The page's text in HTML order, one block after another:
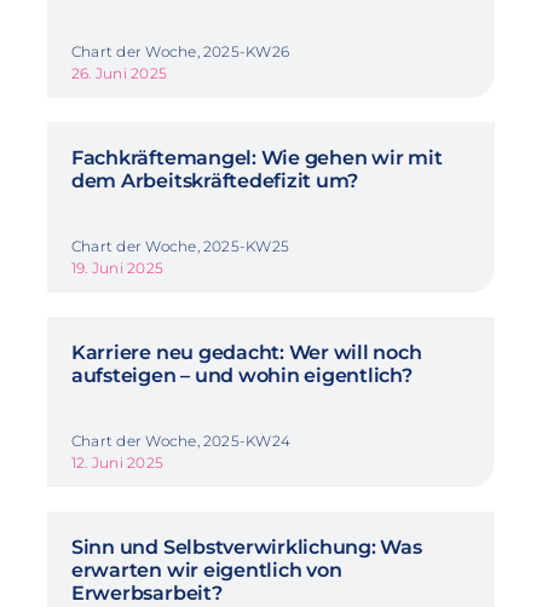
Chart der Woche, 2025-KW26
26. Juni 2025
Fachkräftemangel: Wie gehen wir mit
dem Arbeitskräftedefizit um?
Chart der Woche, 2025-KW25
19. Juni 2025
Karriere neu gedacht: Wer will noch
aufsteigen – und wohin eigentlich?
Chart der Woche, 2025-KW24
12. Juni 2025
Sinn und Selbstverwirklichung: Was
erwarten wir eigentlich von
Erwerbsarbeit?